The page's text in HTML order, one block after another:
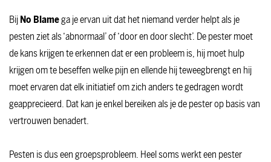
BijNo Blamega je ervan uit dat het niemand verder helpt als je
pesten ziet als ‘abnormaal’ of ‘door en door slecht’. De pester moet
de kans krijgen te erkennen dat er een probleem is, hij moet hulp
krijgen om te beseffen welke pijn en ellende hij teweegbrengt en hij
moet ervaren dat elk initiatief om zich anders te gedragen wordt
geapprecieerd. Dat kan je enkel bereiken als je de pester op basis van
vertrouwen benadert.
Pesten is dus een groepsprobleem. Heel soms werkt een pester